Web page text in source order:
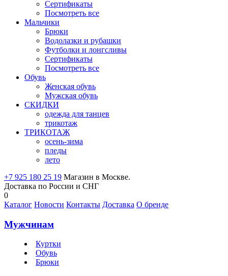
Сертификаты
Посмотреть все
Мальчики
Брюки
Водолазки и рубашки
Футболки и лонгсливы
Сертификаты
Посмотреть все
Обувь
Женская обувь
Мужская обувь
СКИДКИ
одежда для танцев
трикотаж
ТРИКОТАЖ
осень-зима
пледы
лето
+7 925 180 25 19 Магазин в Москве.
Доставка по России и СНГ
0
Каталог Новости Контакты Доставка О бренде
Мужчинам
Куртки
Обувь
Брюки